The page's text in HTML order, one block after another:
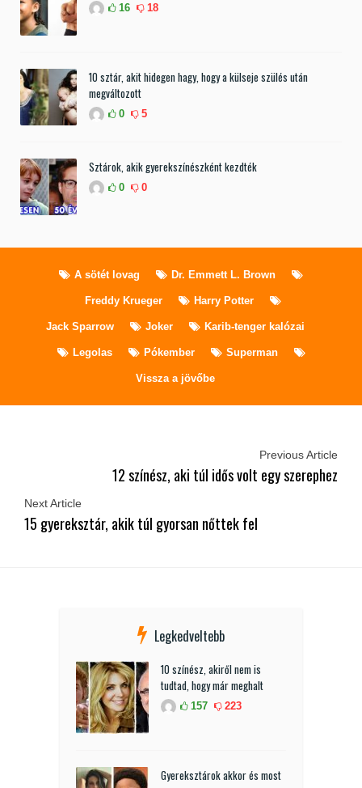
16 18
10 sztár, akit hidegen hagy, hogy a külseje szülés után
megváltozott
0 5
Sztárok, akik gyerekszínészként kezdték
0 0
A sötét lovag Dr. Emmett L. Brown
Freddy Krueger Harry Potter
Jack Sparrow Joker Karib-tenger kalózai
Legolas Pókember Superman
Vissza a jövőbe
Previous Article
12 színész, aki túl idős volt egy szerephez
Next Article
15 gyereksztár, akik túl gyorsan nőttek fel
Legkedveltebb
10 színész, akiről nem is
tudtad, hogy már meghalt
157 223
Gyereksztárok akkor és most